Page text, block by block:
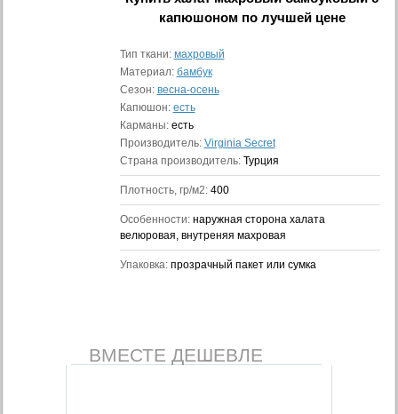
капюшоном по лучшей цене
Тип ткани: махровый
Материал: бамбук
Сезон: весна-осень
Капюшон: есть
Карманы: есть
Производитель: Virginia Secret
Страна производитель: Турция
Плотность, гр/м2: 400
Особенности: наружная сторона халата
велюровая, внутреняя махровая
Упаковка: прозрачный пакет или сумка
ВМЕСТЕ ДЕШЕВЛЕ